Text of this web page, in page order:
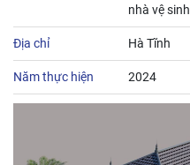
nhà vệ sinh
Địa chỉ Hà Tĩnh
Năm thực hiện 2024